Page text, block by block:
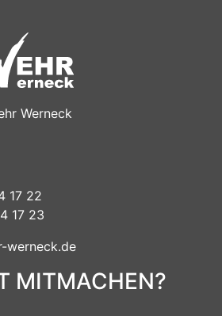
Werneck
17 22
17 23
werneck.de
MITMACHEN?